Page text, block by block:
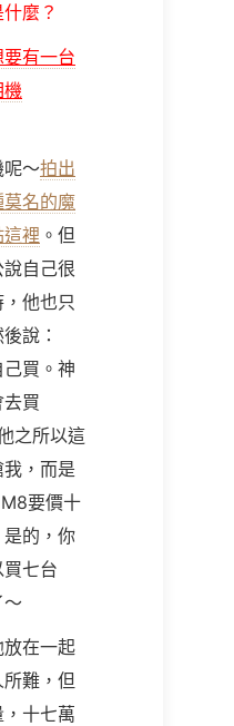
麼？
有一台
機
呢～拍出
名的魔
裡 。但
自己很
他也只
說：
己買。神
買
之所以這
，而是
要價十
的，你
七台
在一起
難，但
十七萬